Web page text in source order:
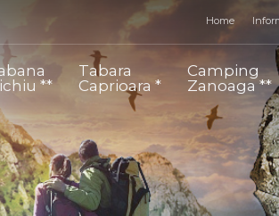
Home
**
Tabara
Caprioara *
Camping
Zanoaga **